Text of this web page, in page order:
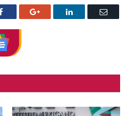
Facebook Google+ LinkedIn
Correo